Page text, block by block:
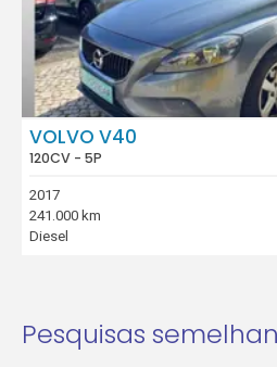
VOLVO V40
120CV - 5P
2017
241.000 km
Diesel
Pesquisas